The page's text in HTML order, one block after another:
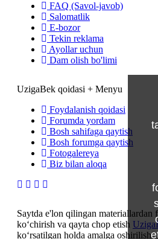
FAQ (Savol-javob)
Salomatlik
E-bozor
Tekin reklama
Ayollar uchun
Dam olish bo'limi
UzigaBek qoidasi + Menyu
Foydalanish qoidasi
Forumda yordam
Bosh sahifaga qaytish
Bosh forumga qaytish
Fotogalereya
Biz bilan aloqa
Saytda e'lon qilingan materiallardan
ko‘chirish va qayta chop etish
ko‘rsatilgan holda amalga oshirilishi